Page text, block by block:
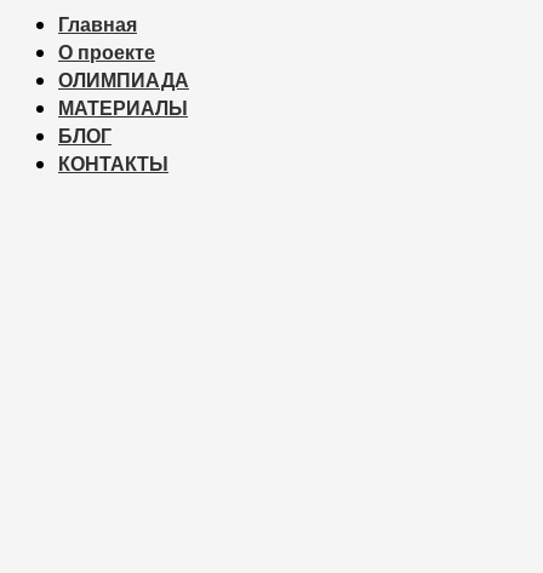
Главная
О проекте
ОЛИМПИАДА
МАТЕРИАЛЫ
БЛОГ
КОНТАКТЫ